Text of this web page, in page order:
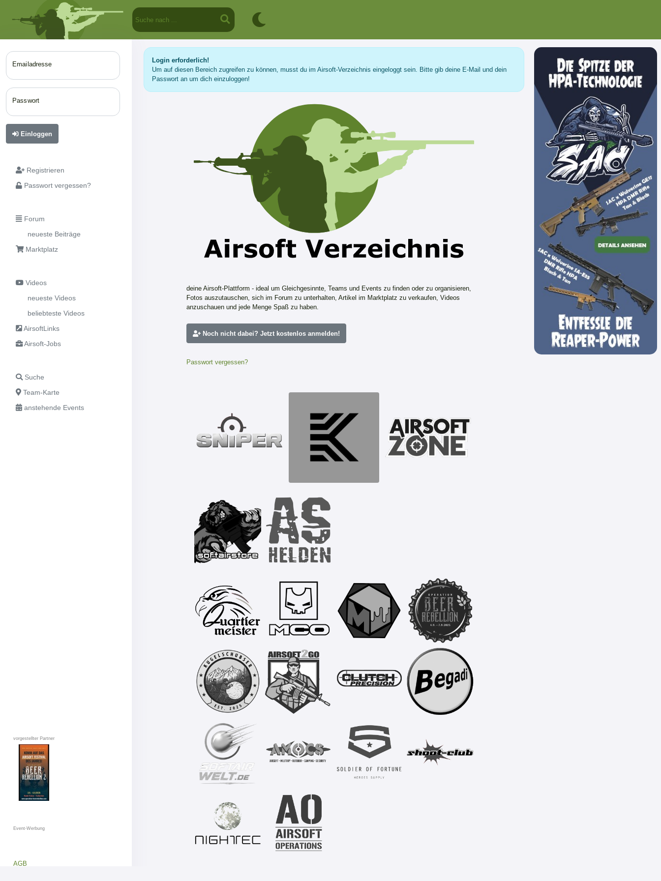
Emailadresse
Passwort
Einloggen
Registrieren
Passwort vergessen?
Forum
neueste Beiträge
Marktplatz
Videos
neueste Videos
beliebteste Videos
AirsoftLinks
Airsoft-Jobs
Suche
Team-Karte
anstehende Events
vorgestellter Partner
Event-Werbung
AGB
Login erforderlich!
Um auf diesen Bereich zugreifen zu können, musst du im Airsoft-Verzeichnis eingeloggt sein. Bitte gib deine E-Mail und dein
Passwort an um dich einzuloggen!
deine Airsoft-Plattform - ideal um Gleichgesinnte, Teams und Events zu finden oder zu organisieren,
Fotos auszutauschen, sich im Forum zu unterhalten, Artikel im Marktplatz zu verkaufen, Videos
anzuschauen und jede Menge Spaß zu haben.
Noch nicht dabei? Jetzt kostenlos anmelden!
Passwort vergessen?